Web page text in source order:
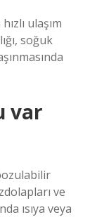
ulaşım
soğuk
var
ve
ısıya veya